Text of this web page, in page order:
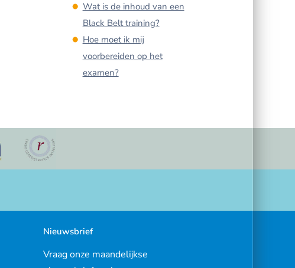
Wat is de inhoud van een
Black Belt training?
Hoe moet ik mij
voorbereiden op het
examen?
Nieuwsbrief
Vraag onze maandelijkse